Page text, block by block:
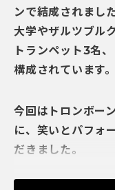
ンで結成されまし
大学やザルツブル
ト ランペット3名
構成されています。
今回はトロンボー
に、笑いとパフォ
だきました。